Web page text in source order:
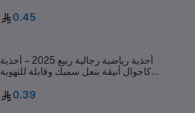
0.45
أحذية رياضية رجالية ربيع 2025 – أحذية
كاجوال أنيقة بنعل سميك وقابلة للتهوية
0.39